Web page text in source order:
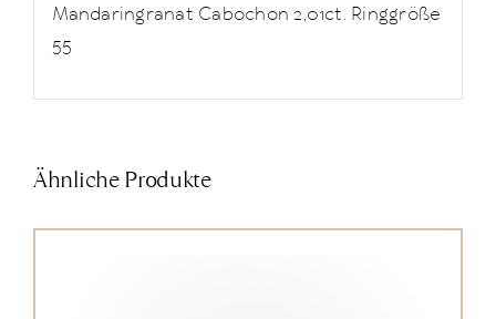
Mandaringranat Cabochon 2,01ct. Ringgröße
55
Ähnliche Produkte